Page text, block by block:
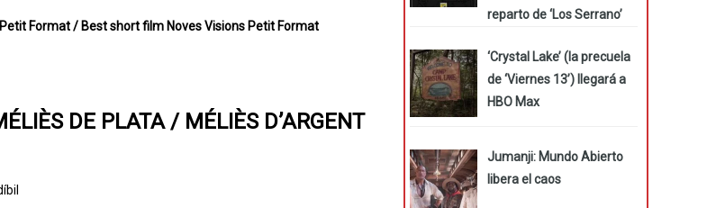
Format / Best short film Noves Visions Petit Format
DE PLATA / MÉLIÈS D’ARGENT
reparto de ‘Los Serrano’
‘Crystal Lake’ (la precuela
de ‘Viernes 13’) llegará a
HBO Max
Jumanji: Mundo Abierto
libera el caos